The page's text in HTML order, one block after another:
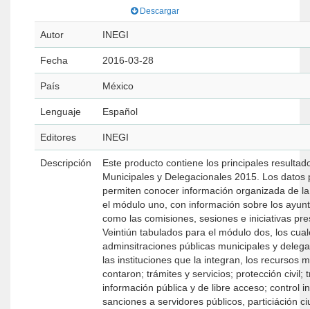
Descargar
Autor INEGI
Fecha 2016-03-28
País México
Lenguaje Español
Editores INEGI
Descripción
Este producto contiene los principales
Municipales y Delegacionales 2015. Los
permiten conocer información organizada de la siguiente
el módulo uno, con información sobre los
como las comisiones, sesiones e iniciativas
Veintiún tabulados para el módulo dos, los
adminsitraciones públicas municipales y
las instituciones que la integran, los recursos
contaron; trámites y servicios; protección civil;
información pública y de libre acceso; control
sanciones a servidores públicos, particiáción